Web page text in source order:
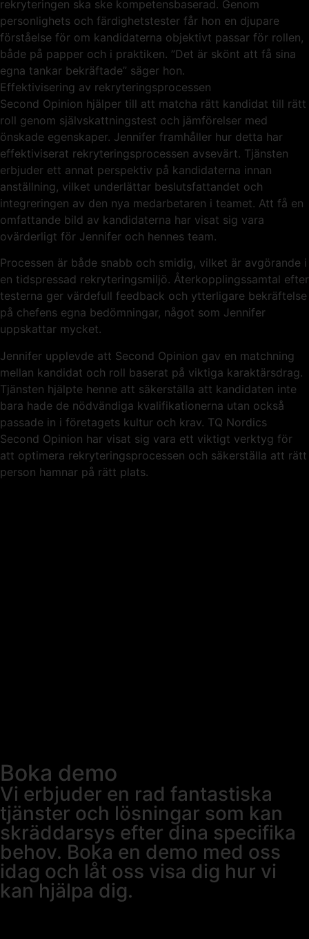
rekryteringen ska ske kompetensbaserad. Genom
personlighets och färdighetstester får hon en djupare
förståelse för om kandidaterna objektivt passar för rollen,
både på papper och i praktiken. ”Det är skönt att få sina
egna tankar bekräftade” säger hon.
Effektivisering av rekryteringsprocessen
Second Opinion hjälper till att matcha rätt kandidat till rätt
roll genom självskattningstest och jämförelser med
önskade egenskaper. Jennifer framhåller hur detta har
effektiviserat rekryteringsprocessen avsevärt. Tjänsten
erbjuder ett annat perspektiv på kandidaterna innan
anställning, vilket underlättar beslutsfattandet och
integreringen av den nya medarbetaren i teamet. Att få en
omfattande bild av kandidaterna har visat sig vara
ovärderligt för Jennifer och hennes team.
Processen är både snabb och smidig, vilket är avgörande i
en tidspressad rekryteringsmiljö. Återkopplingssamtal efter
testerna ger värdefull feedback och ytterligare bekräftelse
på chefens egna bedömningar, något som Jennifer
uppskattar mycket.
Jennifer upplevde att Second Opinion gav en matchning
mellan kandidat och roll baserat på viktiga karaktärsdrag.
Tjänsten hjälpte henne att säkerställa att kandidaten inte
bara hade de nödvändiga kvalifikationerna utan också
passade in i företagets kultur och krav. TQ Nordics
Second Opinion har visat sig vara ett viktigt verktyg för
att optimera rekryteringsprocessen och säkerställa att rätt
person hamnar på rätt plats.
Boka demo
Vi erbjuder en rad fantastiska
tjänster och lösningar som kan
skräddarsys efter dina specifika
behov. Boka en demo med oss
idag och låt oss visa dig hur vi
kan hjälpa dig.